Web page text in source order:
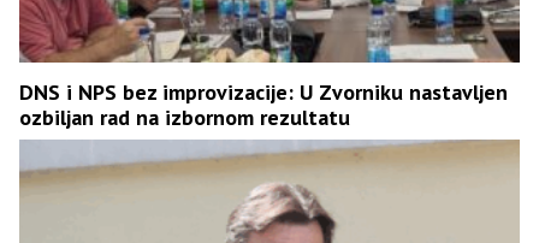
DNS i NPS bez improvizacije: U Zvorniku nastavljen
ozbiljan rad na izbornom rezultatu